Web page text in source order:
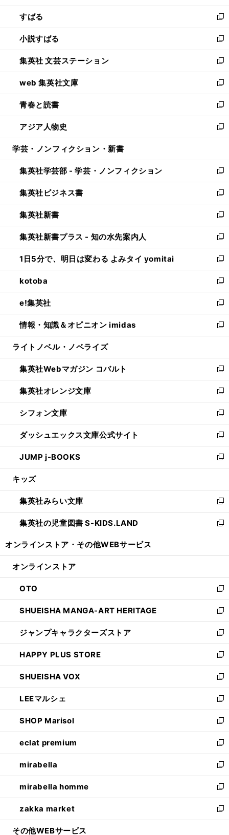
開
く
ウ
で
開
く
ン
ド
ウ
で
開
く
すばる
新
し
い
ウ
ィ
ン
ド
ウ
で
開
く
小説すばる
新
し
い
ウ
ィ
ン
ド
ウ
で
開
集英社 文芸ステーション
新
し
い
ウ
ィ
ン
ド
ウ
開
く
web 集英社文庫
新
し
い
ウ
ィ
ン
ウ
で
開
く
青春と読書
新
し
い
ウ
ン
ド
ウ
で
開
く
アジア人物史
新
し
ウ
ィ
ン
ド
ウ
で
開
く
学芸・ノンフィクション・新書
集英社学芸部 - 学芸・ノンフィクション
新
し
い
ウ
ィ
ン
ド
ウ
で
開
く
集英社ビジネス書
新
し
い
ウ
ィ
ン
ド
ウ
で
開
く
集英社新書
新
し
い
ウ
ィ
ン
ド
ウ
で
開
く
集英社新書プラス - 知の水先案内人
新
し
い
ウ
ィ
ン
ド
ウ
で
開
1日5分で、明日は変わる よみタイ yomitai
新
し
い
ウ
ィ
ン
ド
ウ
開
く
kotoba
新
し
い
ウ
ィ
ン
ウ
で
開
く
e!集英社
新
し
い
ウ
ン
ド
ウ
で
開
く
情報・知識＆オピニオン imidas
新
し
ウ
ィ
ン
ド
ウ
で
開
く
ライトノベル・ノベライズ
集英社Webマガジン コバルト
新
し
い
ウ
ィ
ン
ド
ウ
で
開
集英社オレンジ文庫
新
し
い
ウ
ィ
ン
ド
ウ
開
く
シフォン文庫
新
し
い
ウ
ィ
ン
ウ
で
開
く
ダッシュエックス文庫公式サイト
新
し
い
ウ
ン
ド
ウ
で
JUMP j-BOOKS
新
し
ウ
ィ
ン
ド
開
キッズ
集英社みらい文庫
新
し
い
ン
ウ
で
開
く
集英社の児童図書 S-KIDS.LAND
新
ウ
ン
ド
ウ
で
開
く
オンラインストア・ その他WEBサービス
オンラインストア
OTO
新
し
い
ウ
ィ
ン
ド
ウ
で
開
く
SHUEISHA MANGA-ART HERITAGE
新
し
い
ウ
ィ
ン
ド
ウ
で
開
く
ジャンプキャラクターズストア
新
し
い
ウ
ィ
ン
ド
ウ
で
開
く
HAPPY PLUS STORE
新
し
い
ウ
ィ
ン
ド
ウ
で
開
く
SHUEISHA VOX
新
し
い
ウ
ィ
ン
ド
ウ
で
開
く
LEEマルシェ
新
し
い
ウ
ィ
ン
ド
ウ
で
開
く
SHOP Marisol
新
し
い
ウ
ィ
ン
ド
ウ
で
開
eclat premium
新
し
い
ウ
ィ
ン
ド
ウ
mirabella
新
し
い
ウ
ィ
ン
mirabella homme
新
し
い
ウ
zakka market
新
し
その他WEBサービス